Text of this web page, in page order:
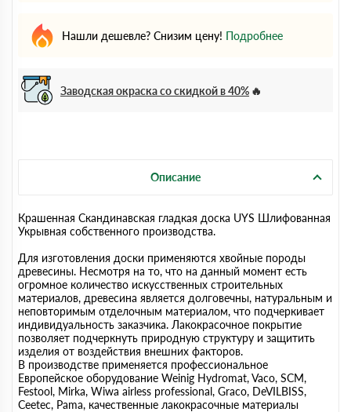
Нашли дешевле? Снизим цену! Подробнее
Заводская окраска со скидкой в 40%
Описание
Крашенная Скандинавская гладкая доска UYS Шлифованная
Укрывная собственного производства.
Для изготовления доски применяются хвойные породы
древесины. Несмотря на то, что на данный момент есть
огромное количество искусственных строительных
материалов, древесина является долговечны, натуральным и
неповторимым отделочным материалом, что подчеркивает
индивидуальность заказчика. Лакокрасочное покрытие
позволяет подчеркнуть природную структуру и защитить
изделия от воздействия внешних факторов.
В производстве применяется профессиональное
Европейское оборудование Weinig Hydromat, Vaco, SCM,
Festool, Mirka, Wiwa airless professional, Graco, DeVILBISS,
Сeeteс, Pama, качественные лакокрасочные материалы